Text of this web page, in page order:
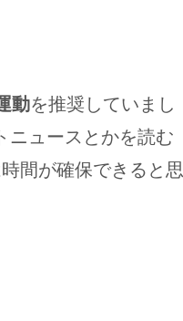
動を推奨していまし
ニュースとかを読む
間が確保できると思